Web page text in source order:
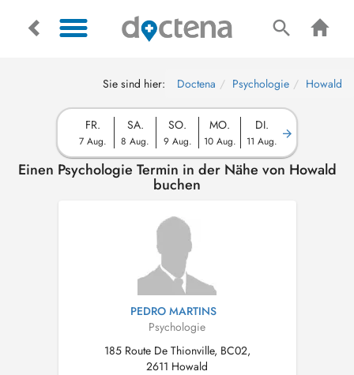
Sie sind hier: Doctena Psychologie Howald
FR.
7 Aug.
SA.
8 Aug.
SO.
9 Aug.
MO.
10 Aug.
DI.
11 Aug.
Einen Psychologie Termin in der Nähe von Howald
buchen
PEDRO MARTINS
Psychologie
185 Route De Thionville, BC02,
2611 Howald